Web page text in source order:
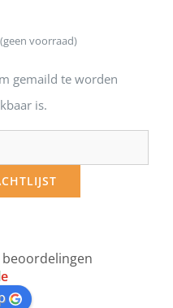
(geen voorraad)
gemaild te worden
is.
beoordelingen
e